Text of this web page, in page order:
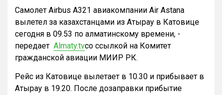
Самолет Airbus A321 авиакомпании Air Astana
вылетел за казахстанцами из Атырау в Катовице
сегодня в 09.53 по алматинскому времени, -
передает Almaty.tvсо ссылкой на Комитет
гражданской авиации МИИР РК.
Рейс из Катовице вылетает в 10.30 и прибывает в
Атырау в 19.20. После дозаправки прибытие